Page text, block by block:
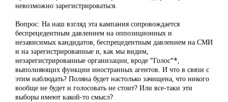
невозможно зарегистрироваться.
Вопрос: На наш взгляд эта кампания сопровождается
беспрецедентным давлением на оппозиционных и
независимых кандидатов, беспрецедентным давлением на СМИ
и на зарегистрированные и, как мы видим,
незарегистрированные организации, вроде "Голос"*,
выполняющих функции иностранных агентов. И что в связи с
этим наблюдать? Поляна будет настолько зачищена, что никого
вообще не будет и голосовать не стоит? Или все-таки эти
выборы имеют какой-то смысл?